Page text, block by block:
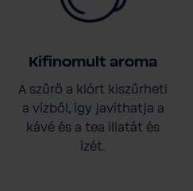
Kifinomult aroma
A szűrő a klórt kiszűrheti
a vízből, így javíthatja a
kávé és a tea illatát és
ízét.